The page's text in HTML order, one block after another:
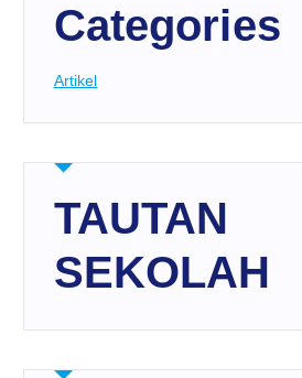
Categories
Artikel
TAUTAN
SEKOLAH